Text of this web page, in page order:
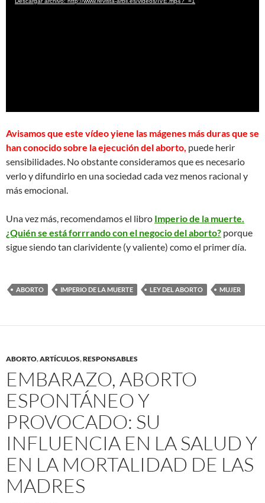
vídeo
Avisamos que este vídeo yiene las mágenes más duras que se
han conocido sobre la ejecución del aborto, puede herir
sensibilidades. No obstante consideramos que es necesario
verlo y difundirlo en una sociedad cada vez menos racional y
más emocional.
Una vez más, recomendamos el libro Imperio de la muerte.
¿Quién se está forrrando con el negocio del aborto? porque
sigue siendo tan clarividente (y valiente) como el primer día.
ABORTO IMPERIO DE LA MUERTE LEY DEL ABORTO MUJER
ABORTO,ARTÍCULOS,RESPONSABLES
EMBARAZO, ABORTO
ESPONTÁNEO Y
PROVOCADO: SU
INFLUENCIA EN LA SALUD Y
EN LA MORTALIDAD DE LAS
MADRES